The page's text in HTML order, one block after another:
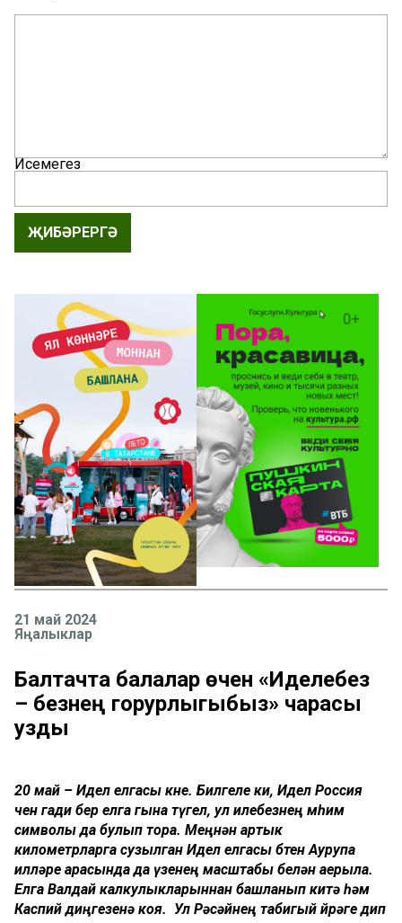
Исемегез
ҖИБӘРЕРГӘ
21 май 2024
Яңалыклар
Балтачта балалар өчен «Иделебез
– безнең горурлыгыбыз» чарасы
узды
20 май – Идел елгасы көне. Билгеле ки, Идел Россия
өчен гади бер елга гына түгел, ул илебезнең мөһим
символы да булып тора. Меңнән артык
километрларга сузылган Идел елгасы бөтен Аурупа
илләре арасында да үзенең масштабы белән аерыла.
Елга Валдай калкулыкларыннан башланып китә һәм
Каспий диңгезенә коя. Ул Рәсәйнең табигый йөрәге дип